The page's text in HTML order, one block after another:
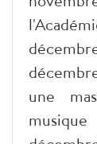
une